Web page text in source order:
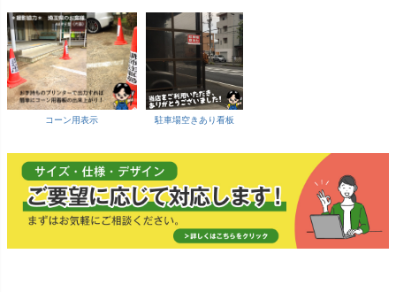
コーン用表示 駐車場空きあり看板